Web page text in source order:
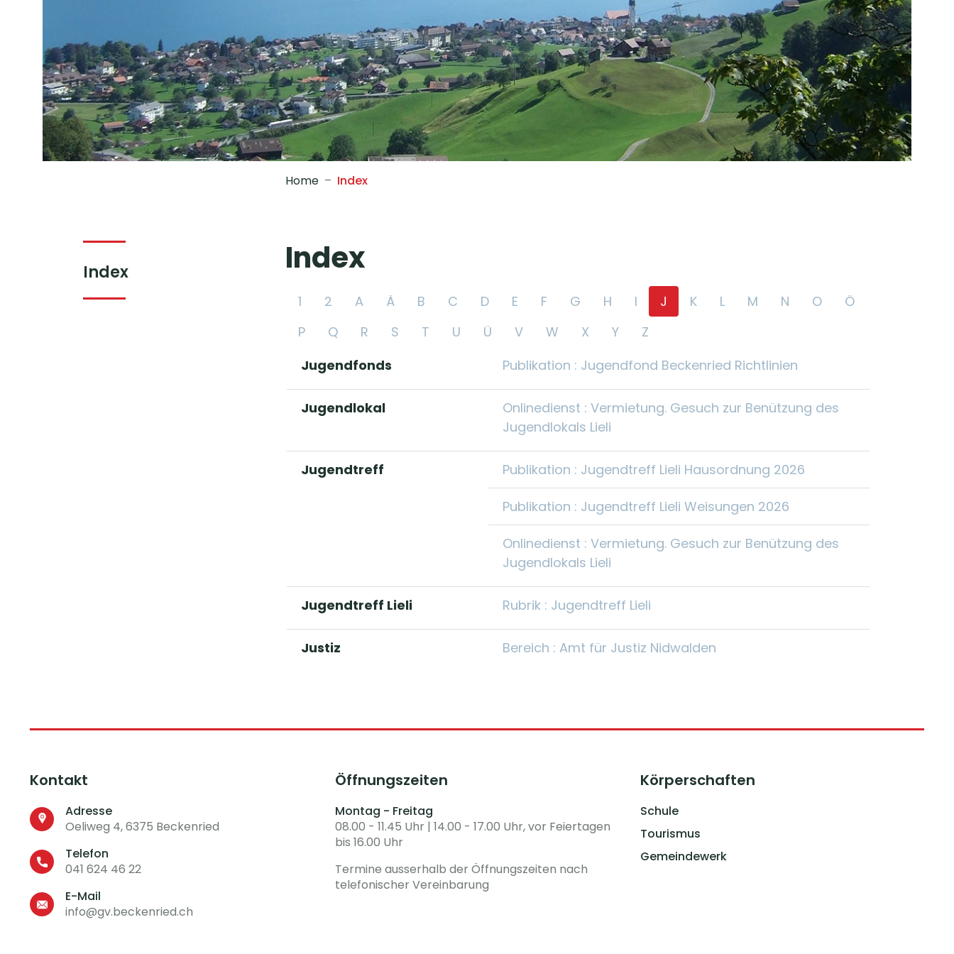
Home Index(ausgewählt)
Index(ausgewählt) Index
1 2 A Ä B C D E F G H I J K L M N O
Ö
P
Q R S T U Ü V W X Y
Z
Jugendfonds
Publikation : Jugendfond Beckenried Richtlinien
Jugendlokal
Onlinedienst : Vermietung. Gesuch zur Benützung des
Jugendlokals Lieli
Jugendtreff Publikation : Jugendtreff Lieli Hausordnung 2026
Publikation : Jugendtreff Lieli Weisungen 2026
Onlinedienst : Vermietung. Gesuch zur Benützung des
Jugendlokals Lieli
Jugendtreff Lieli Rubrik : Jugendtreff Lieli
Justiz Bereich : Amt für Justiz Nidwalden
Kontakt
Adresse
Oeliweg 4, 6375 Beckenried
Telefon
041 624 46 22
E-Mail
info@gv.beckenried.ch
Öffnungszeiten
Montag - Freitag
08.00 - 11.45 Uhr | 14.00 - 17.00 Uhr, vor Feiertagen
bis 16.00 Uhr
Termine ausserhalb der Öffnungszeiten nach
telefonischer Vereinbarung
Körperschaften
Schule
Tourismus
Gemeindewerk